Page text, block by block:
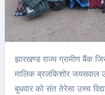
झारखण्ड राज्य ग्रामीण बैंक जिस आवास में चलता है उसके के
मालिक ब्रजकिशोर जयसवाल
बुधवार को संत तेरेसा उच्च